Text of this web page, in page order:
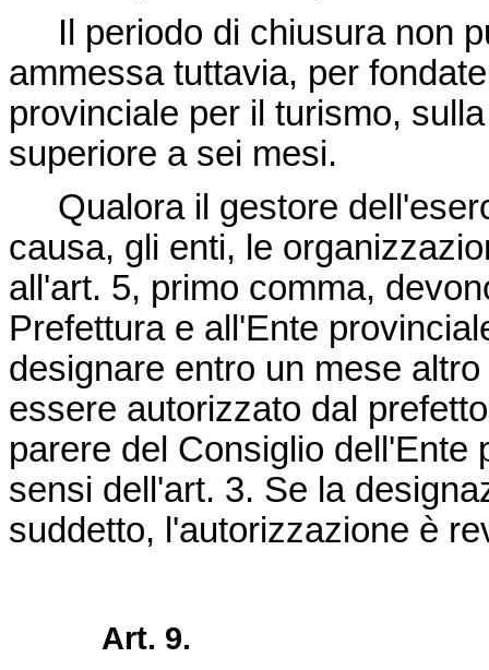
Il periodo di chiusura non
ammessa tuttavia, per
provinciale per il turismo,
superiore a sei mesi.
Qualora il gestore
causa, gli enti, le
all'art. 5, primo comma,
Prefettura e all'Ente
designare entro un mese
essere autorizzato dal
parere del Consiglio dell'Ente
sensi dell'art. 3. Se la
suddetto, l'autorizzazione è
Art. 9.